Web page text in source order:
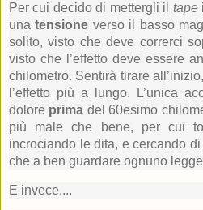
Per cui decido di mettergli il tape
unatensione verso il basso
solito, visto che deve correrci
visto che l’effetto deve essere
chilometro. Sentirà tirare
l’effetto più a lungo. L’unica
dolore prima del 60esimo
più male che bene, per cui
incrociando le dita, e cercando
che a ben guardare ognuno
E invece....